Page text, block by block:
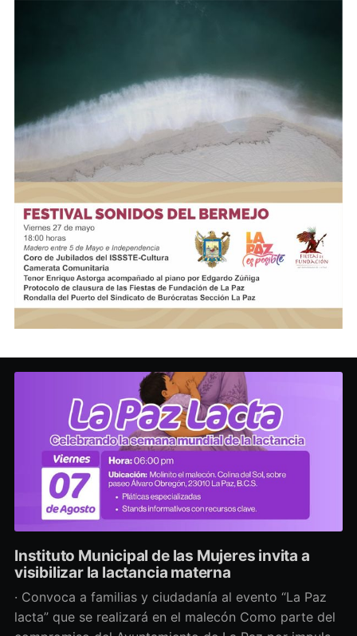
Instituto Municipal de las Mujeres invita a
visibilizar la lactancia materna
· Convoca a familias y ciudadanía al evento “La Paz
lacta” que se realizará en el malecón Como parte del